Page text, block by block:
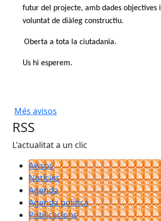
futur del projecte, amb dades objectives i
voluntat de diàleg constructiu.
Oberta a tota la ciutadania.
Us hi esperem.
Més avisos
RSS
L'actualitat a un clic
Avisos
Notícies
Agenda
Agenda política
Publicacions